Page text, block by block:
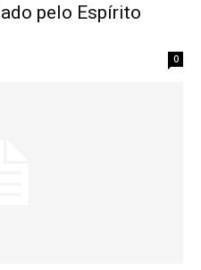
pelo Espírito
0